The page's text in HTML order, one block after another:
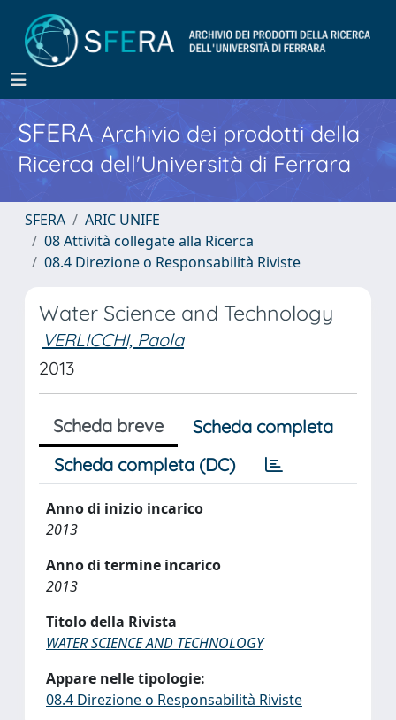
SFERA Archivio dei prodotti della
Ricerca dell'Università di Ferrara
SFERA
ARIC UNIFE
08 Attività collegate alla Ricerca
08.4 Direzione o Responsabilità Riviste
Water Science and Technology
VERLICCHI, Paola
2013
Scheda breve
Scheda completa
Scheda completa (DC)
Anno di inizio incarico
2013
Anno di termine incarico
2013
Titolo della Rivista
WATER SCIENCE AND TECHNOLOGY
Appare nelle tipologie:
08.4 Direzione o Responsabilità Riviste